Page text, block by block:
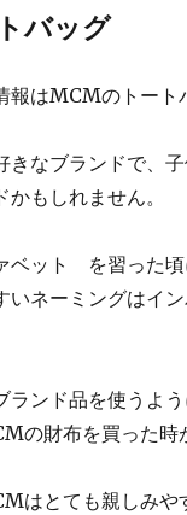
バッグ
報はMCMのトート
きなブランドで、
もしれません。
ベット゚を習った
いネーミングはイ
ランド品を使うよ
の財布を買った時
はとても親しみや